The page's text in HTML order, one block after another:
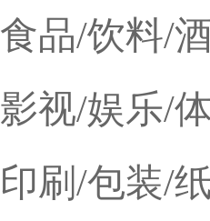
食品/饮料/
影视/娱乐/
印刷/包装/